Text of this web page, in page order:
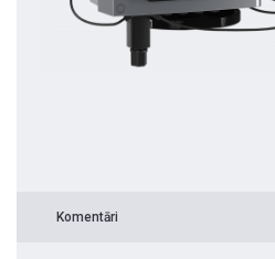
Komentāri